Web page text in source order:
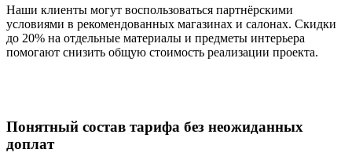
Наши клиенты могут воспользоваться партнёрскими
условиями в рекомендованных магазинах и салонах. Скидки
до 20% на отдельные материалы и предметы интерьера
помогают снизить общую стоимость реализации проекта.
Понятный состав тарифа без неожиданных
доплат